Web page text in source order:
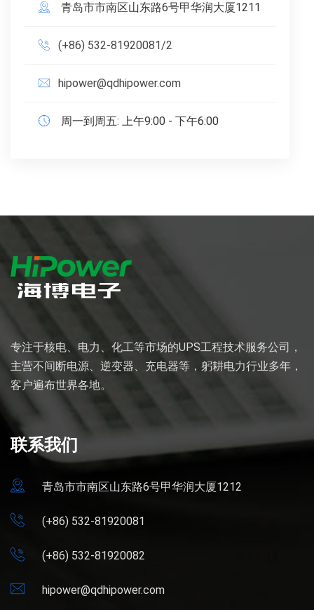
青岛市市南区山东路6号甲华润大厦1211
(+86) 532-81920081/2
hipower@qdhipower.com
周一到周五: 上午9:00 - 下午6:00
专注于核电、电力、化工等市场的UPS工程技术服务公司，
主营不间断电源、逆变器、充电器等，躬耕电力行业多年，
客户遍布世界各地。
联系我们
青岛市市南区山东路6号甲华润大厦1212
(+86) 532-81920081
(+86) 532-81920082
hipower@qdhipower.com